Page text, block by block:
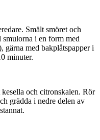
Smält smöret och
i en form med
gärna med bakplåtspapper i
minuter.
och citronskalen. Rör
grädda i nedre delen av